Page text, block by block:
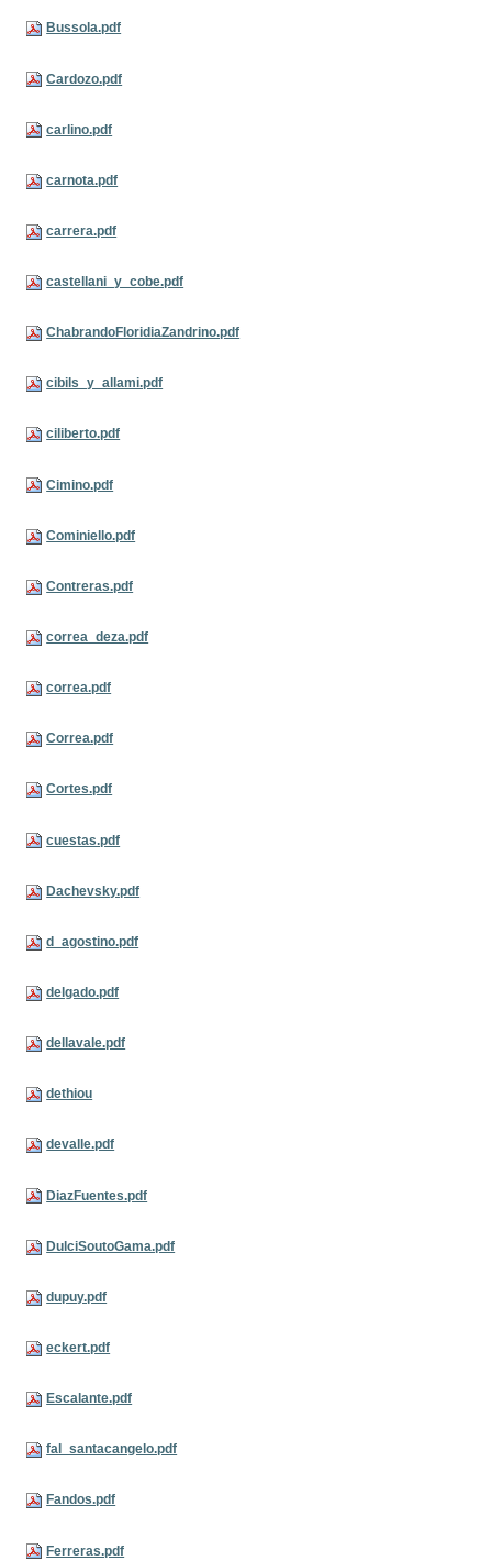
Bussola.pdf
Cardozo.pdf
carlino.pdf
carnota.pdf
carrera.pdf
castellani_y_cobe.pdf
ChabrandoFloridiaZandrino.pdf
cibils_y_allami.pdf
ciliberto.pdf
Cimino.pdf
Cominiello.pdf
Contreras.pdf
correa_deza.pdf
correa.pdf
Correa.pdf
Cortes.pdf
cuestas.pdf
Dachevsky.pdf
d_agostino.pdf
delgado.pdf
dellavale.pdf
dethiou
devalle.pdf
DiazFuentes.pdf
DulciSoutoGama.pdf
dupuy.pdf
eckert.pdf
Escalante.pdf
fal_santacangelo.pdf
Fandos.pdf
Ferreras.pdf